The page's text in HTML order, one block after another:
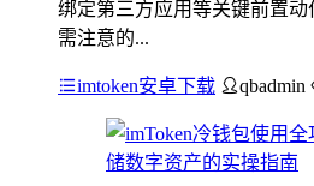
绑定第三方应用等关键前置
需注意的...
imtoken安卓下载 qbadmin